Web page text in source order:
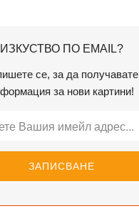
ИЗКУСТВО ПО EMAIL?
се, за да получавате
за нови картини!